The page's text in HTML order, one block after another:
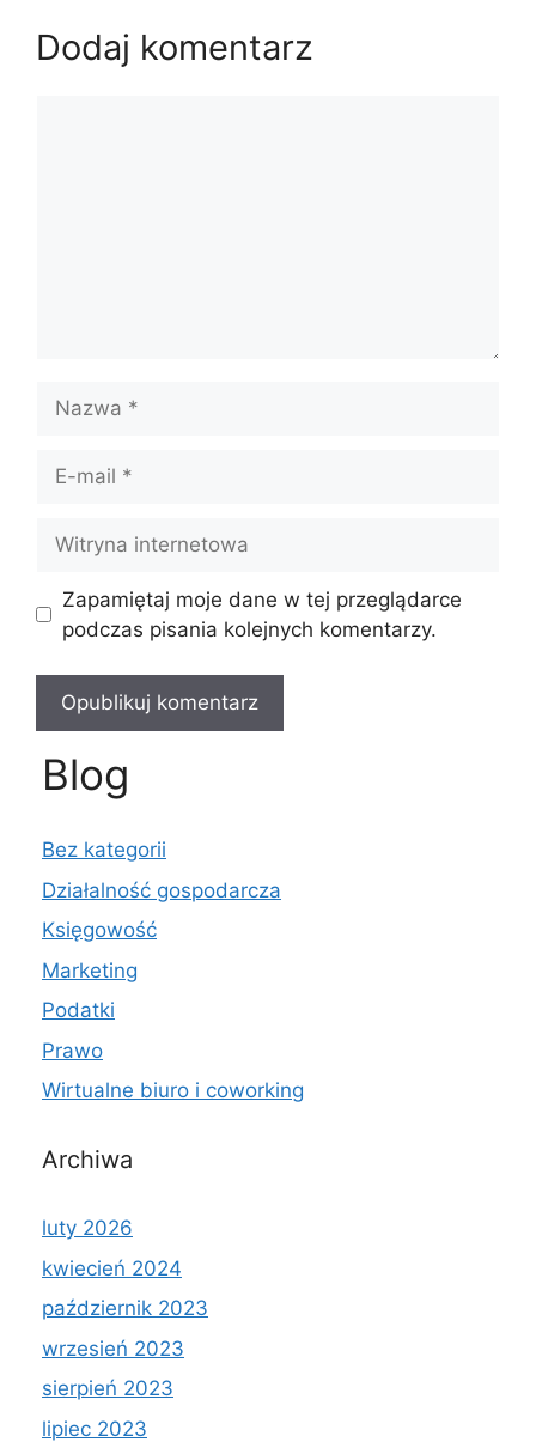
Dodaj komentarz
mail
internetowa
Zapamiętaj moje dane w tej przeglądarce
podczas pisania kolejnych komentarzy.
Blog
Bez kategorii
Działalność gospodarcza
Księgowość
Marketing
Podatki
Prawo
Wirtualne biuro i coworking
Archiwa
luty 2026
kwiecień 2024
październik 2023
wrzesień 2023
sierpień 2023
lipiec 2023